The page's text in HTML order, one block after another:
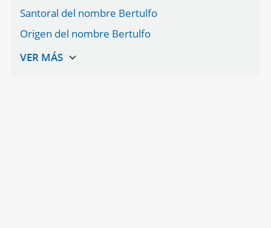
Santoral del nombre Bertulfo
Origen del nombre Bertulfo